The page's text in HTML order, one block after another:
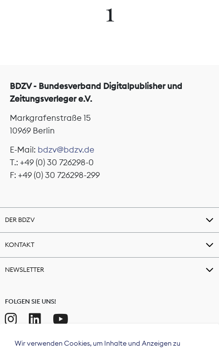
1
BDZV - Bundesverband Digitalpublisher und
Zeitungsverleger e.V.
Markgrafenstraße 15
10969 Berlin
E-Mail: bdzv@bdzv.de
T.: +49 (0) 30 726298-0
F: +49 (0) 30 726298-299
DER BDZV
KONTAKT
NEWSLETTER
FOLGEN SIE UNS!
Wir verwenden Cookies, um Inhalte und Anzeigen zu